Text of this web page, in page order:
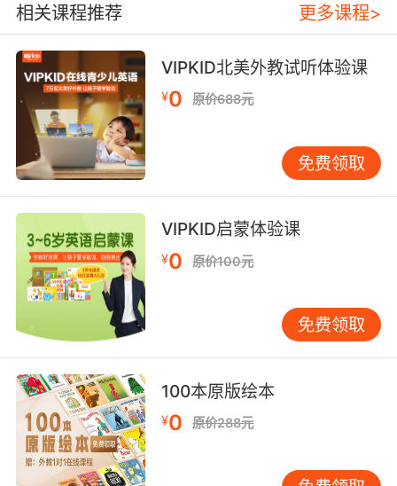
学方法：结构化支架与即时反馈机制 哈佛大学教
育学院提出的渐进式支架理论在写作教学中成效
显著。VIPKID研发五步教学法：1）脑图构思（用
XMind工具梳理思路）2）范文解析（剖析《查理
与巧克力工厂》节选）3）协同写作（师生共编童
话故事）4）独立创作（完成80词短文）5）多维
评价（AI批改+外教语音点评）。实践表明，该模
式使文章结构完整率从52%提升至89%。特别是
智能反馈系统能针对时态一致性主谓匹配等22个
维度提供修改建议。 四、家校协同共育：沉浸式
语言环境构建 加州大学LA分校追踪研究证实，每
周3次家庭英语互动可使儿童写作进步速度加快
1.8倍。VIPKID推出家庭写作加油站计划，家长通
过APP获取与课堂主题匹配的延伸活动包，如超
市清单制作家庭树绘制等实践任务。平台大数据
显示，参与家庭平均每天创造1.2个真实写作场
景，学员在我的周末主题写作中细节数量提升
45%。教师定期开展家长工作坊，指导用故事接
龙图画日记等游戏强化家庭练习。 经过系统培
养，85%的VIPKID学员能在一年内完成从写句到
成篇的跨越，国际学校入学测评写作项达标率提
相关课程推荐 更多课程>
VIPKID北美外教试听体验课
¥0 原价688元
免费领取
VIPKID启蒙体验课
¥0 原价100元
免费领取
100本原版绘本
¥0 原价288元